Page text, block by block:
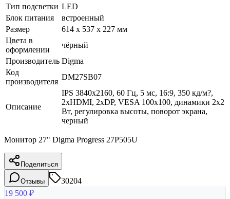
Тип подсветки LED
Блок питания
встроенный
Размер
614 x 537 x 227 мм
Цвета в
оформлении
чёрный
Производитель Digma
Код
производителя
DM27SB07
Описание
IPS 3840x2160, 60 Гц, 5 мс, 16:9, 350 кд/м?,
2xHDMI, 2xDP, VESA 100х100, динамики 2x2
Вт, регулировка высоты, поворот экрана,
черный
Монитор 27" Digma Progress 27P505U
Поделиться
Отзывы
30204
19 500 ₽